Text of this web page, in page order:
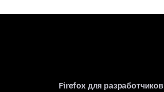
Firefox для разработчиков